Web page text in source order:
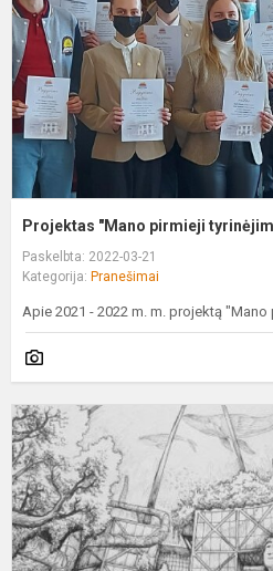
Projektas "Mano pirmieji
Paskelbta: 2022-03-21
Kategorija: Pranešimai
Apie 2021 - 2022 m. m. projektą